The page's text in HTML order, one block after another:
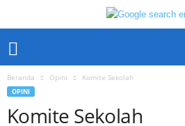
Beranda Opini Komite Sekolah
OPINI
Komite Sekolah